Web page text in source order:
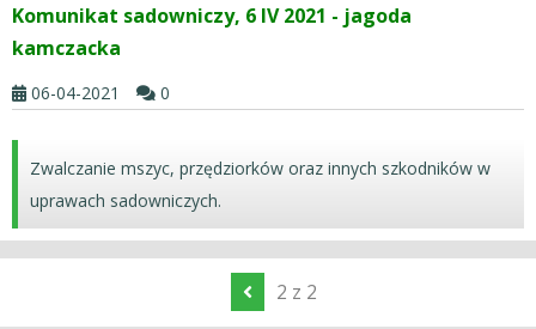
Komunikat sadowniczy, 6 IV 2021 - jagoda
kamczacka
06-04-2021 0
Zwalczanie mszyc, przędziorków oraz innych szkodników w
uprawach sadowniczych.
2 z 2